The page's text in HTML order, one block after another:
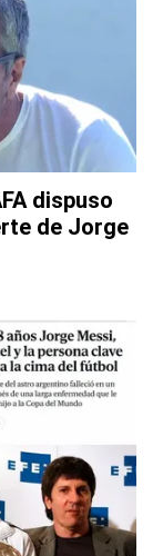
dispuso
de Jorge